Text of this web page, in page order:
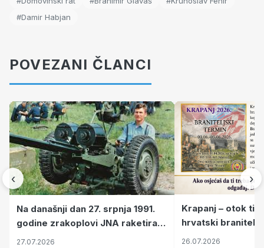
#Damir Habjan
POVEZANI ČLANCI
‹
Na današnji dan 27. srpnja 1991.
godine zrakoplovi JNA raketirali
su vojarnu i obučni centar "Nikola
27.07.2026
Krapanj – otok
hrvatski branitelji
pronalaze mir
26.07.2026
›